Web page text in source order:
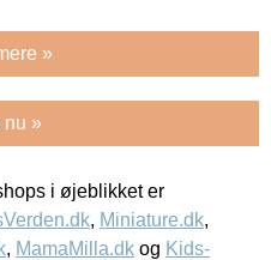
»
nu »
i øjeblikket er
, Miniature.dk,
, MamaMilla.dk og Kids-